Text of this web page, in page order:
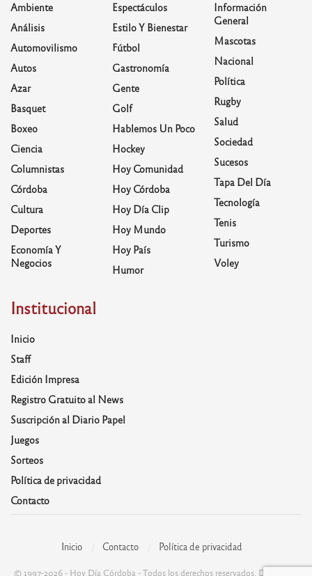
Ambiente
Análisis
Automovilismo
Autos
Azar
Basquet
Boxeo
Ciencia
Columnistas
Córdoba
Cultura
Deportes
Economía Y
Negocios
Espectáculos
Estilo Y Bienestar
Fútbol
Gastronomía
Gente
Golf
Hablemos Un Poco
Hockey
Hoy Comunidad
Hoy Córdoba
Hoy Día Clip
Hoy Mundo
Hoy País
Humor
Información
General
Mascotas
Nacional
Política
Rugby
Salud
Sociedad
Sucesos
Tapa Del Día
Tecnología
Tenis
Turismo
Voley
Institucional
Inicio
Staff
Edición Impresa
Registro Gratuito al News
Suscripción al Diario Papel
Juegos
Sorteos
Política de privacidad
Contacto
Inicio Contacto Política de privacidad
© 1997-2026 - Hoy Día Córdoba - Todos los derechos reservados. Desarrolla: